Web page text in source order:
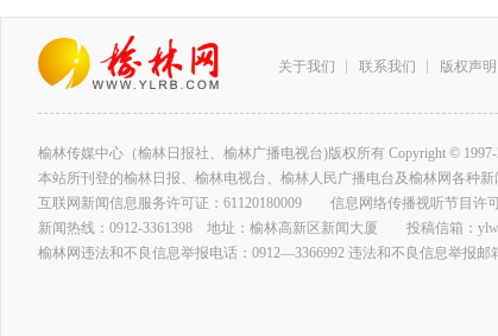
关于我们 联系我们 版权声明
榆林传媒中心（榆林日报社、榆林广播电视台)版权所有 Copyright © 1997-
本站所刊登的榆林日报、榆林电视台、榆林人民广播电台及榆林网各种
互联网新闻信息服务许可证：61120180009 信息网络传播视听节目许可
新闻热线：0912-3361398 地址：榆林高新区新闻大厦 投稿信箱：
榆林网违法和不良信息举报电话：0912—3366992 违法和不良信息举报